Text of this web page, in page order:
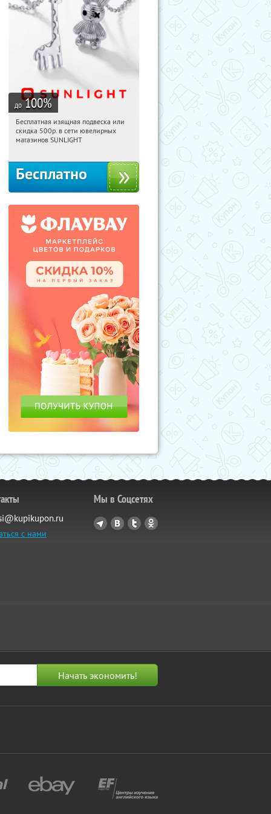
до 100%
15:35:25 Получили:
Россия
Бесплатная изящная подвеска или
скидка 500р. в сети ювелирных
магазинов SUNLIGHT
Бесплатно
с нами
Мы в Соцсетях